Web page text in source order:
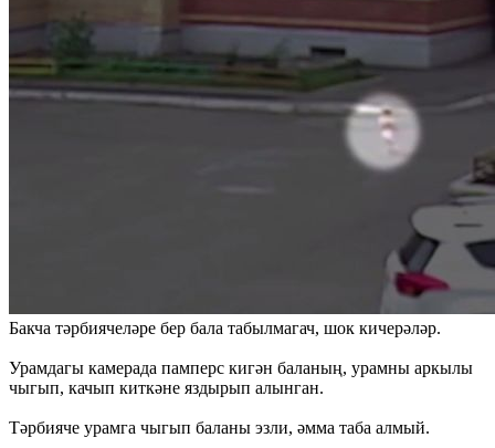
Бакча тәрбиячеләре бер бала табылмагач, шок кичерәләр.
Урамдагы камерада памперс кигән баланың, урамны аркылы
чыгып, качып киткәне яздырып алынган.
Тәрбияче урамга чыгып баланы эзли, әмма таба алмый.